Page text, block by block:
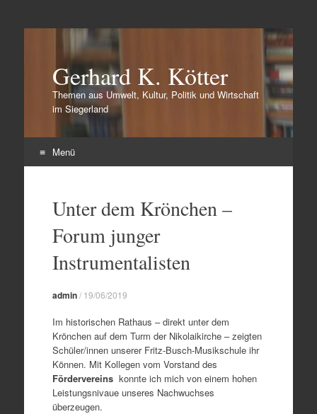
Gerhard K. Kötter
Themen aus Umwelt, Kultur, Politik und Wirtschaft
im Siegerland
Menü
springenUnter dem Krönchen –
Forum junger
Instrumentalisten
admin/ 19/06/2019
Im historischen Rathaus – direkt unter dem
Krönchen auf dem Turm der Nikolaikirche – zeigten
Schüler/innen unserer Fritz-Busch-Musikschule ihr
Können. Mit Kollegen vom Vorstand des
Fördervereins konnte ich mich von einem hohen
Leistungsnivaue unseres Nachwuchses
überzeugen.